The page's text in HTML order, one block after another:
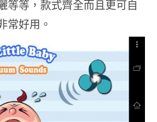
等等，款式齊全而且更可自
常好用。